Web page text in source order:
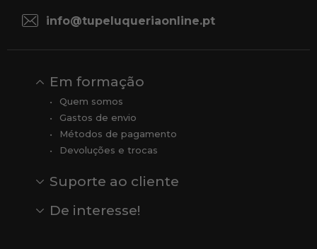
info@tupeluqueriaonline.pt
Em formação
Quem somos
Gastos de envio
Métodos de pagamento
Devoluções e trocas
Suporte ao cliente
Comentários
Comentários do Google
De interesse!